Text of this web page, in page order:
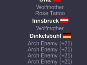
Wolfmother
Rose Tattoo
Innsbruck
Wolfmother
Dinkelsbühl
Arch Enemy (+21)
Arch Enemy (+21)
Arch Enemy (+21)
Arch Enemy (+21)